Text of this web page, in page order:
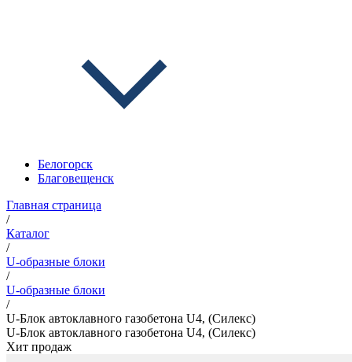
Белогорск
Благовещенск
Главная страница
/
Каталог
/
U-образные блоки
/
U-образные блоки
/
U-Блок автоклавного газобетона U4, (Силекс)
U-Блок автоклавного газобетона U4, (Силекс)
Хит продаж